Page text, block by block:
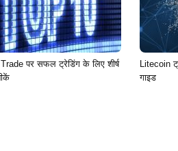
सिक्का मुद्रा फिक्स्ड टाइम ट्रेड सिक्का मुद्रा विदेशी
पर सफल ट्रेडिंग के लिए शीर्ष
Litecoin
गाइड